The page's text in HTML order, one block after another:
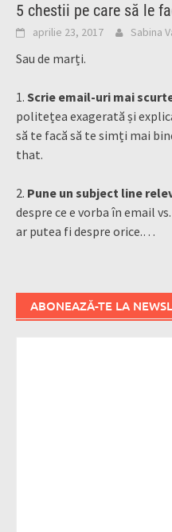
5 chestii pe care să le
aprilie 23, 2017 Sabina
Sau de marți.
1. Scrie email-uri mai
politețea exagerată și
să te facă să te simți mai
that.
2. Pune un subject line
despre ce e vorba în email
ar putea fi despre orice.…
ABONEAZĂ-TE LA